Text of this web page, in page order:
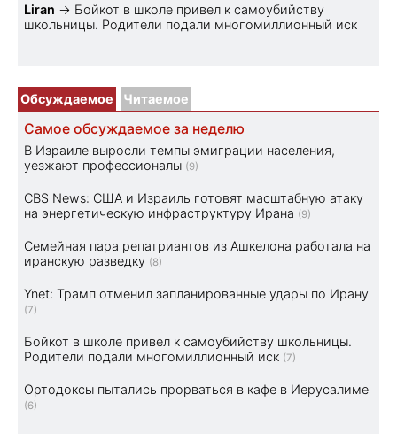
Liran → Бойкот в школе привел к самоубийству
школьницы. Родители подали многомиллионный иск
Обсуждаемое Читаемое
Самое обсуждаемое за неделю
В Израиле выросли темпы эмиграции населения,
уезжают профессионалы (9)
CBS News: США и Израиль готовят масштабную атаку
на энергетическую инфраструктуру Ирана (9)
Семейная пара репатриантов из Ашкелона работала на
иранскую разведку (8)
Ynet: Трамп отменил запланированные удары по Ирану
(7)
Бойкот в школе привел к самоубийству школьницы.
Родители подали многомиллионный иск (7)
Ортодоксы пытались прорваться в кафе в Иерусалиме
(6)